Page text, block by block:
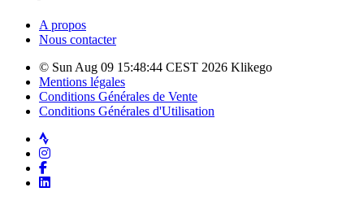
A propos
Nous contacter
© Sun Aug 09 15:48:44 CEST 2026 Klikego
Mentions légales
Conditions Générales de Vente
Conditions Générales d'Utilisation
Strava
Instagram
Facebook
LinkedIn